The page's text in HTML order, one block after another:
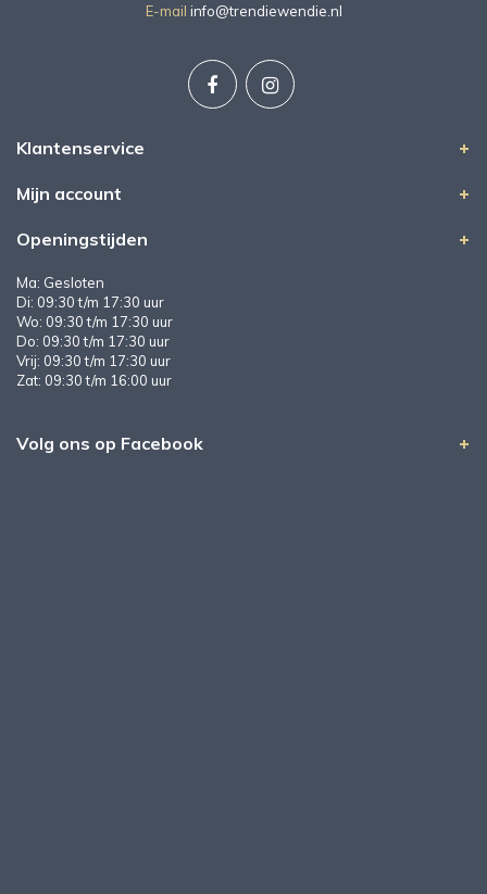
E-mail info@trendiewendie.nl
Klantenservice
Mijn account
Openingstijden
Ma: Gesloten
Di: 09:30 t/m 17:30 uur
Wo: 09:30 t/m 17:30 uur
Do: 09:30 t/m 17:30 uur
Vrij: 09:30 t/m 17:30 uur
Zat: 09:30 t/m 16:00 uur
Volg ons op Facebook